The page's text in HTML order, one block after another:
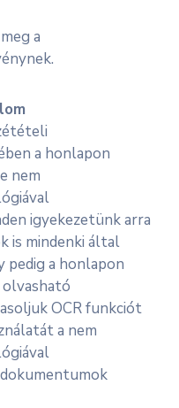
a
a honlapon
nem
igyekezetünk arra
is mindenki által
pedig a honlapon
OCR funkciót
a nem